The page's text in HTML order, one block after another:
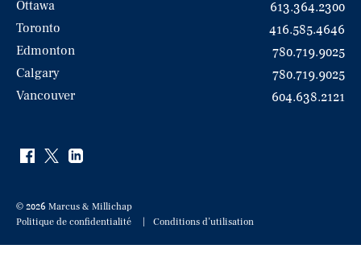
Ottawa
613.364.2300
Toronto
416.585.4646
Edmonton
780.719.9025
Calgary
780.719.9025
Vancouver
604.638.2121
© 2026 Marcus & Millichap
Politique de confidentialité
Conditions d’utilisation